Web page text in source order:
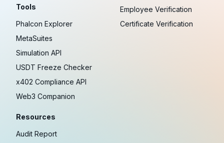
Tools
Phalcon Explorer
MetaSuites
Simulation API
USDT Freeze Checker
x402 Compliance API
Web3 Companion
Resources
Audit Report
Employee Verification
Certificate Verification